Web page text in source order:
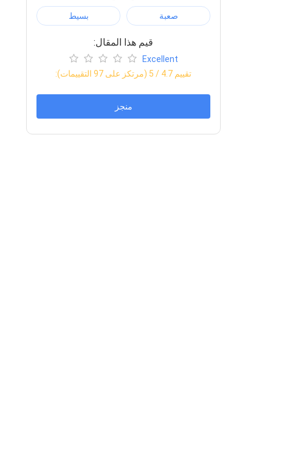
بسيط صعبة
:قيم هذا المقال
Excellent
:تقييم 4.7 / 5 (مرتكز على 97 التقييمات)
منجز